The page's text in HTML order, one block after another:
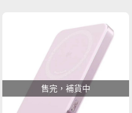
售完，補貨中